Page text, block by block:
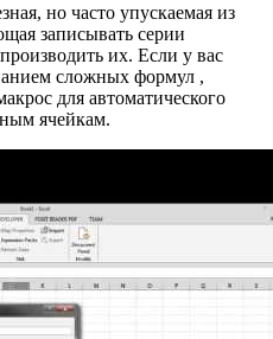
но часто упускаемая из
записывать серии
их. Если у вас
сложных формул ,
для автоматического
ячейкам.